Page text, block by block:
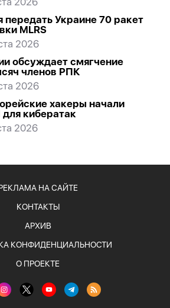
передать Украине 70 ракет
MLRS
2026
обсуждает смягчение
членов РПК
2026
хакеры начали
кибератак
2026
НА САЙТЕ
КОНТАКТЫ
АРХИВ
КОНФИДЕНЦИАЛЬНОСТИ
О ПРОЕКТЕ